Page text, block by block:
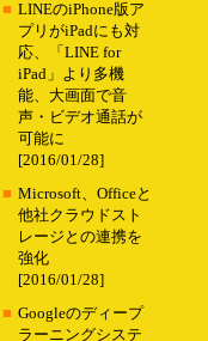
■ LINEのiPhone版ア
プリがiPadにも対
応、「LINE for
iPad」より多機
能、大画面で音
声・ビデオ通話が
可能に
[2016/01/28]
■ Microsoft、Officeと
他社クラウドスト
レージとの連携を
強化
[2016/01/28]
■ Googleのディープ
ラーニングシステ